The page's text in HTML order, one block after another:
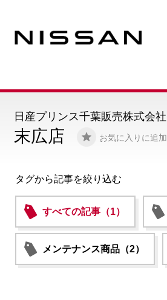
末広店 お気に入りに追加
日産プリンス千葉販売株式会社
タグから記事を絞り込む
すべての記事（1）
メンテナンス商品（2）